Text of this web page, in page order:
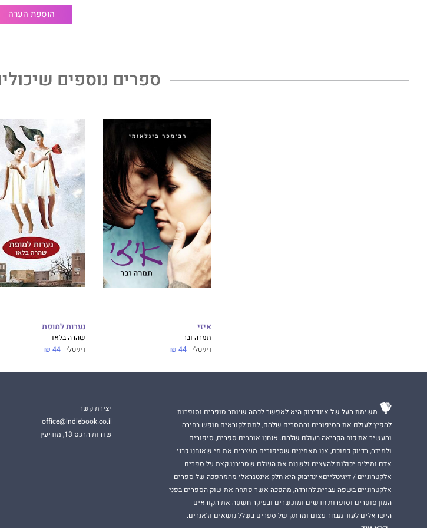
בסגנונה הייחודי היא מציעה פרשנות אישית לעלילותיהן של
– אימהות ולוחמות, אהובות ושנואות, קורבנות ומנהיגות.הוספת הערה
ספרים נוספים
איזי
תמרה ובר
דיגיטלי 44 ₪
נערות למופת
שהרה בלאו
דיגיטלי 44 ₪
משימת העל של אינדיבוק היא לאפשר לכמה שיותר סופרים וסופרות
להפיץ לעולם את הסיפורים והמסרים שלהם, לתת לקוראים חופש בחירה
והעשיר את כוח הקריאה בעולם שלהם. אנחנו אוהבים ספרים, סיפורים
ולמידה, בדיוק כמוכם, אנו מאמינים שסיפורים מעצבים את מי שאנחנו כבני
אדם ומילים יכולות להעצים ולשנות את העולם שסביבנו.קצת על ספרים
אלקטרוניים / דיגיטלייםאינדיבוק היא חלק אינטגראלי מהמהפכה של ספרים
אלקטרוניים בשפה עברית להורדה, מהפכה אשר פתחה את שוק הספרים בפני
המון סופרים וסופרות חדשים ומוכשרים ובעיקר חשפה את הקוראים
הישראלים לעוד מבחר עצום ומרתק של ספרים בשלל נושאים וז'אנרים.
יצירת קשר
office@indiebook.co.il
שדרות הרכס 13, מודיעין